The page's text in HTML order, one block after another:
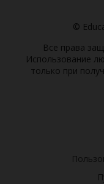
©
Все права
Использование
только при